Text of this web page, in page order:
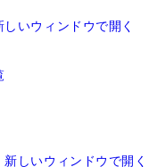
しいウィンドウで開く
新しいウィンドウで開く